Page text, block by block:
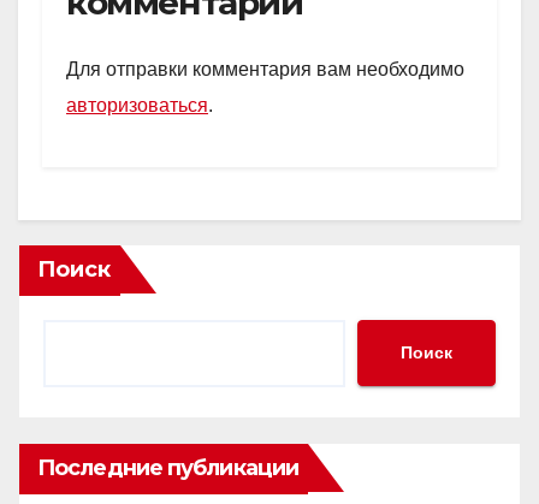
A
p
p
kl
a
ss
a
m
и
Для отправки комментария вам необходимо
авторизоваться.
Поиск
Поиск
Последние публикации